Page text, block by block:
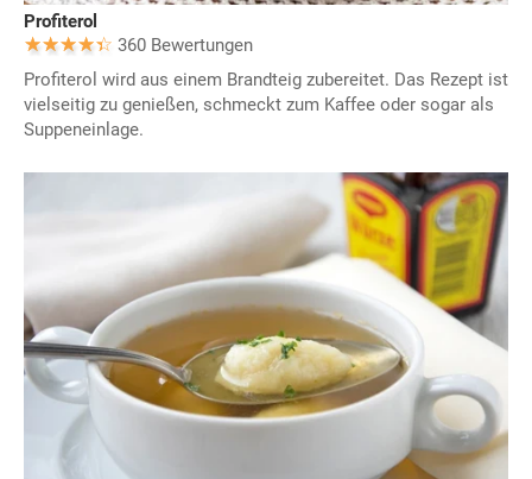
Profiterol
360 Bewertungen
Profiterol wird aus einem Brandteig zubereitet. Das Rezept ist
vielseitig zu genießen, schmeckt zum Kaffee oder sogar als
Suppeneinlage.